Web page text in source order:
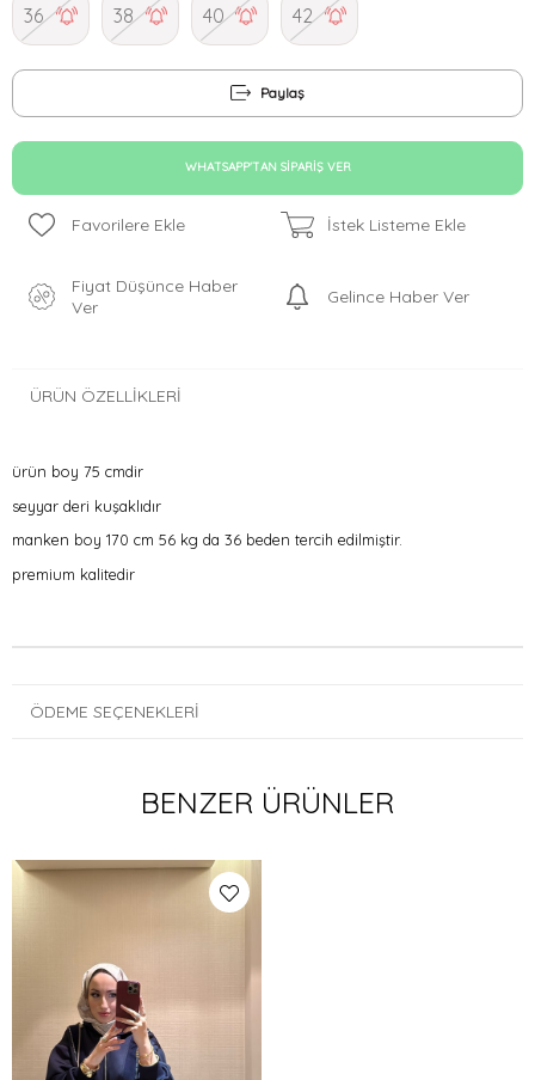
36 38 40 42
Paylaş
WHATSAPP'TAN SIPARIŞ VER
Favorilere Ekle İstek Listeme Ekle
Fiyat Düşünce Haber
Ver
Gelince Haber Ver
ÜRÜN ÖZELLIKLERI
ürün boy 75 cmdir
seyyar deri kuşaklıdır
manken boy 170 cm 56 kg da 36 beden tercih edilmiştir.
premium kalitedir
ÖDEME SEÇENEKLERI
BENZER ÜRÜNLER